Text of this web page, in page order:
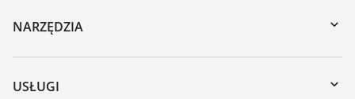
NARZĘDZIA
Do pobrania
Wyszukiwanie po numerze seryjnym
USŁUGI